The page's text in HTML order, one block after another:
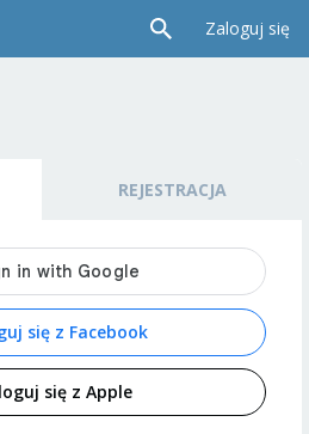
Zaloguj się
REJESTRACJA
się z Facebook
się z Apple